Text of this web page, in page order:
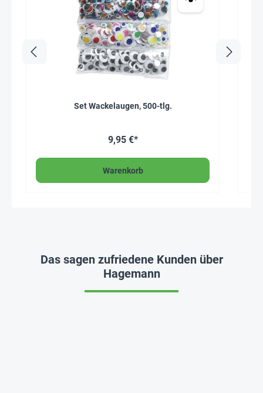
Set Wackelaugen, 500-tlg.
9,95 €*
Warenkorb
Das sagen zufriedene Kunden über
Hagemann